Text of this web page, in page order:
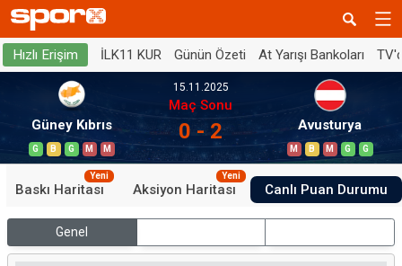
Hızlı Erişim İLK11 KUR Günün Özeti At Yarışı Bankoları
Güney Kıbrıs
G B G M M
15.11.2025
Maç Sonu
0 - 2 Avusturya
M B M G G
Baskı Haritası
Yeni
Aksiyon Haritası
Yeni
Canlı Puan Durumu
Genel